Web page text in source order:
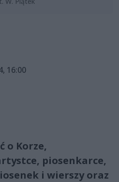
16:00
o Korze,
piosenkarce,
i wierszy oraz